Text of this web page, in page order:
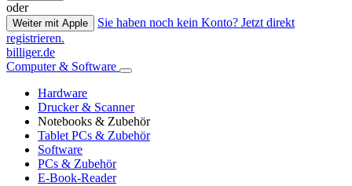
oder
Weiter mit Apple
Sie haben noch kein Konto? Jetzt direkt
registrieren.
billiger.de
Computer & Software
Hardware
Drucker & Scanner
Notebooks & Zubehör
Tablet PCs & Zubehör
Software
PCs & Zubehör
E-Book-Reader